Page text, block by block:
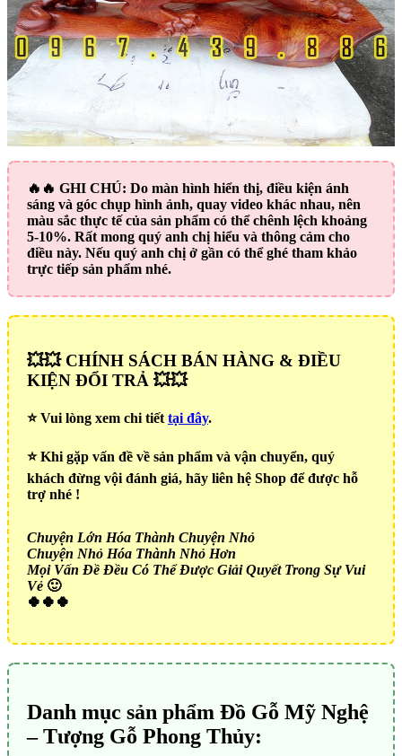
🔥🔥 GHI CHÚ: Do màn hình hiển thị, điều kiện ánh
sáng và góc chụp hình ảnh, quay video khác nhau, nên
màu sắc thực tế của sản phẩm có thể chênh lệch khoảng
5-10%. Rất mong quý anh chị hiểu và thông cảm cho
điều này. Nếu quý anh chị ở gần có thể ghé tham khảo
trực tiếp sản phẩm nhé.
💥💥 CHÍNH SÁCH BÁN HÀNG & ĐIỀU
KIỆN ĐỔI TRẢ 💥💥
⭐️ Vui lòng xem chi tiết tại đây.
⭐️ Khi gặp vấn đề về sản phẩm và vận chuyển, quý
khách đừng vội đánh giá, hãy liên hệ Shop để được hỗ
trợ nhé !
Chuyện Lớn Hóa Thành Chuyện Nhỏ
Chuyện Nhỏ Hóa Thành Nhỏ Hơn
Mọi Vấn Đề Đều Có Thể Được Giải Quyết Trong Sự Vui
Vẻ 🙂
🍀🍀🍀
Danh mục sản phẩm Đồ Gỗ Mỹ Nghệ
– Tượng Gỗ Phong Thủy: